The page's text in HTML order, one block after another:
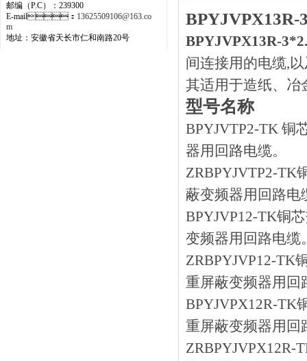
邮编（P.C）：239300
E-mail： 13625509106@163.co
m
地址：安徽省天长市仁和南路20号
BPYJVPX13R-
BPYJVPX13R-
间连接用的电缆,以
其适用于造纸、
型号名称
BPYJVTP2-TK 铜
器用回路电缆。
ZRBPYJVTP2-TK
蔽变频器用回路电缆
BPYJVP12-TK铜
变频器用回路电缆
ZRBPYJVP12-TK
重屏蔽变频器用回路
BPYJVPX12R-TK
重屏蔽变频器用回
ZRBPYJVPX12R-